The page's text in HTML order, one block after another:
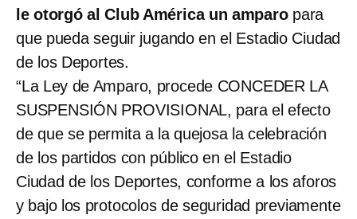
le otorgó al Club América un amparopara
que pueda seguir jugando en el Estadio Ciudad
de los Deportes.
“La Ley de Amparo, procede CONCEDER LA
SUSPENSIÓN PROVISIONAL, para el efecto
de que se permita a la quejosa la celebración
de los partidos con público en el Estadio
Ciudad de los Deportes, conforme a los aforos
y bajo los protocolos de seguridad previamente